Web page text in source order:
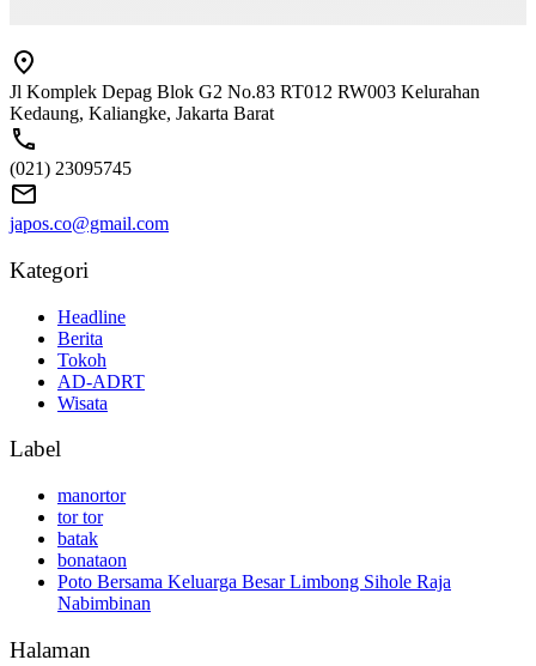
Jl Komplek Depag Blok G2 No.83 RT012 RW003 Kelurahan
Kedaung, Kaliangke, Jakarta Barat
(021) 23095745
japos.co@gmail.com
Kategori
Headline
Berita
Tokoh
AD-ADRT
Wisata
Label
manortor
tor tor
batak
bonataon
Poto Bersama Keluarga Besar Limbong Sihole Raja
Nabimbinan
Halaman